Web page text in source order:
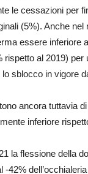
le cessazioni per
(5%). Anche
essere inferiore
al 2019) per
sblocco in vigore
ancora tuttavia
inferiore
la flessione della
42%